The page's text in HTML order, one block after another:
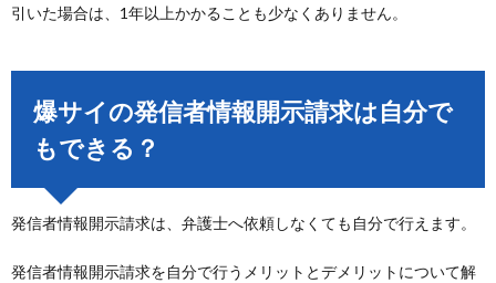
引いた場合は、1年以上かかることも少なくありません。
爆サイの発信者情報開示請求は自分で
もできる？
発信者情報開示請求は、弁護士へ依頼しなくても自分で行えます。
発信者情報開示請求を自分で行うメリットとデメリットについて解